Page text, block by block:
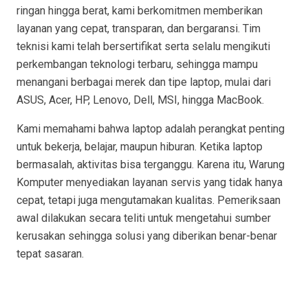
ringan hingga berat, kami berkomitmen memberikan
layanan yang cepat, transparan, dan bergaransi. Tim
teknisi kami telah bersertifikat serta selalu mengikuti
perkembangan teknologi terbaru, sehingga mampu
menangani berbagai merek dan tipe laptop, mulai dari
ASUS, Acer, HP, Lenovo, Dell, MSI, hingga MacBook.
Kami memahami bahwa laptop adalah perangkat penting
untuk bekerja, belajar, maupun hiburan. Ketika laptop
bermasalah, aktivitas bisa terganggu. Karena itu, Warung
Komputer menyediakan layanan servis yang tidak hanya
cepat, tetapi juga mengutamakan kualitas. Pemeriksaan
awal dilakukan secara teliti untuk mengetahui sumber
kerusakan sehingga solusi yang diberikan benar-benar
tepat sasaran.